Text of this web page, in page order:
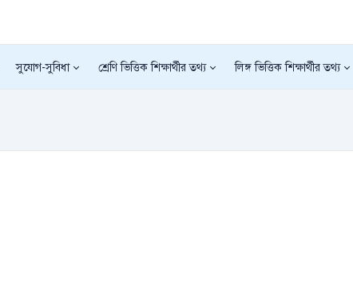
সুযোগ-সুবিধা শ্রেণি ভিত্তিক শিক্ষার্থীর তথ্য লিঙ্গ ভিত্তিক শিক্ষার্থীর তথ্য